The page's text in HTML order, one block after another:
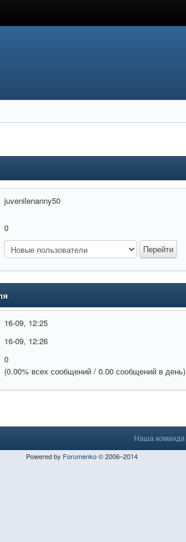
juvenilenanny50
0
16-09, 12:25
16-09, 12:26
0
(0.00% всех сообщений / 0.00 сообщений в день)
Наша команда
Powered by Forumenko© 2006–2014